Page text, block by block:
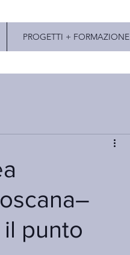
PROGETTI + FORMAZIONE
il punto